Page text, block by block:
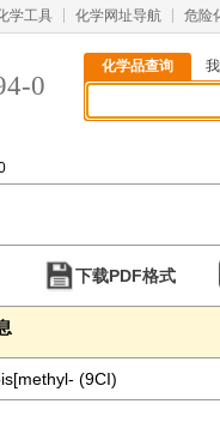
学工具 化学网址导航 危险
0
化学品查询
下载PDF格式
(9CI)